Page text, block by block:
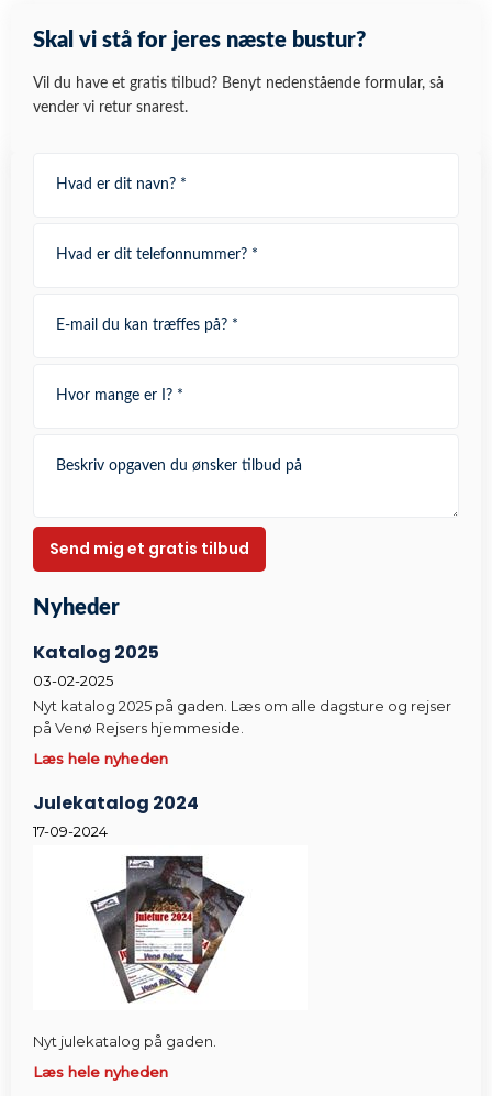
Skal vi stå for jeres næste bustur?
Vil du have et gratis tilbud? Benyt nedenstående formular, så
vender vi retur snarest.
Nyheder​
Katalog 2025
03-02-2025
Nyt katalog 2025 på gaden. Læs om alle dagsture og rejser
på Venø Rejsers hjemmeside.
Læs hele nyheden
Julekatalog 2024
17-09-2024
Nyt julekatalog på gaden.
Læs hele nyheden